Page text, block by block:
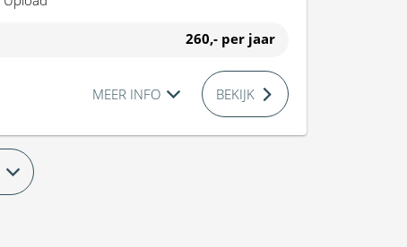
260,- per jaar
MEER INFO BEKIJK